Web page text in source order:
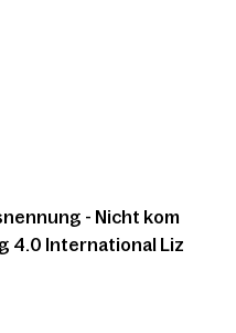
- Nicht kom
4.0 International Liz